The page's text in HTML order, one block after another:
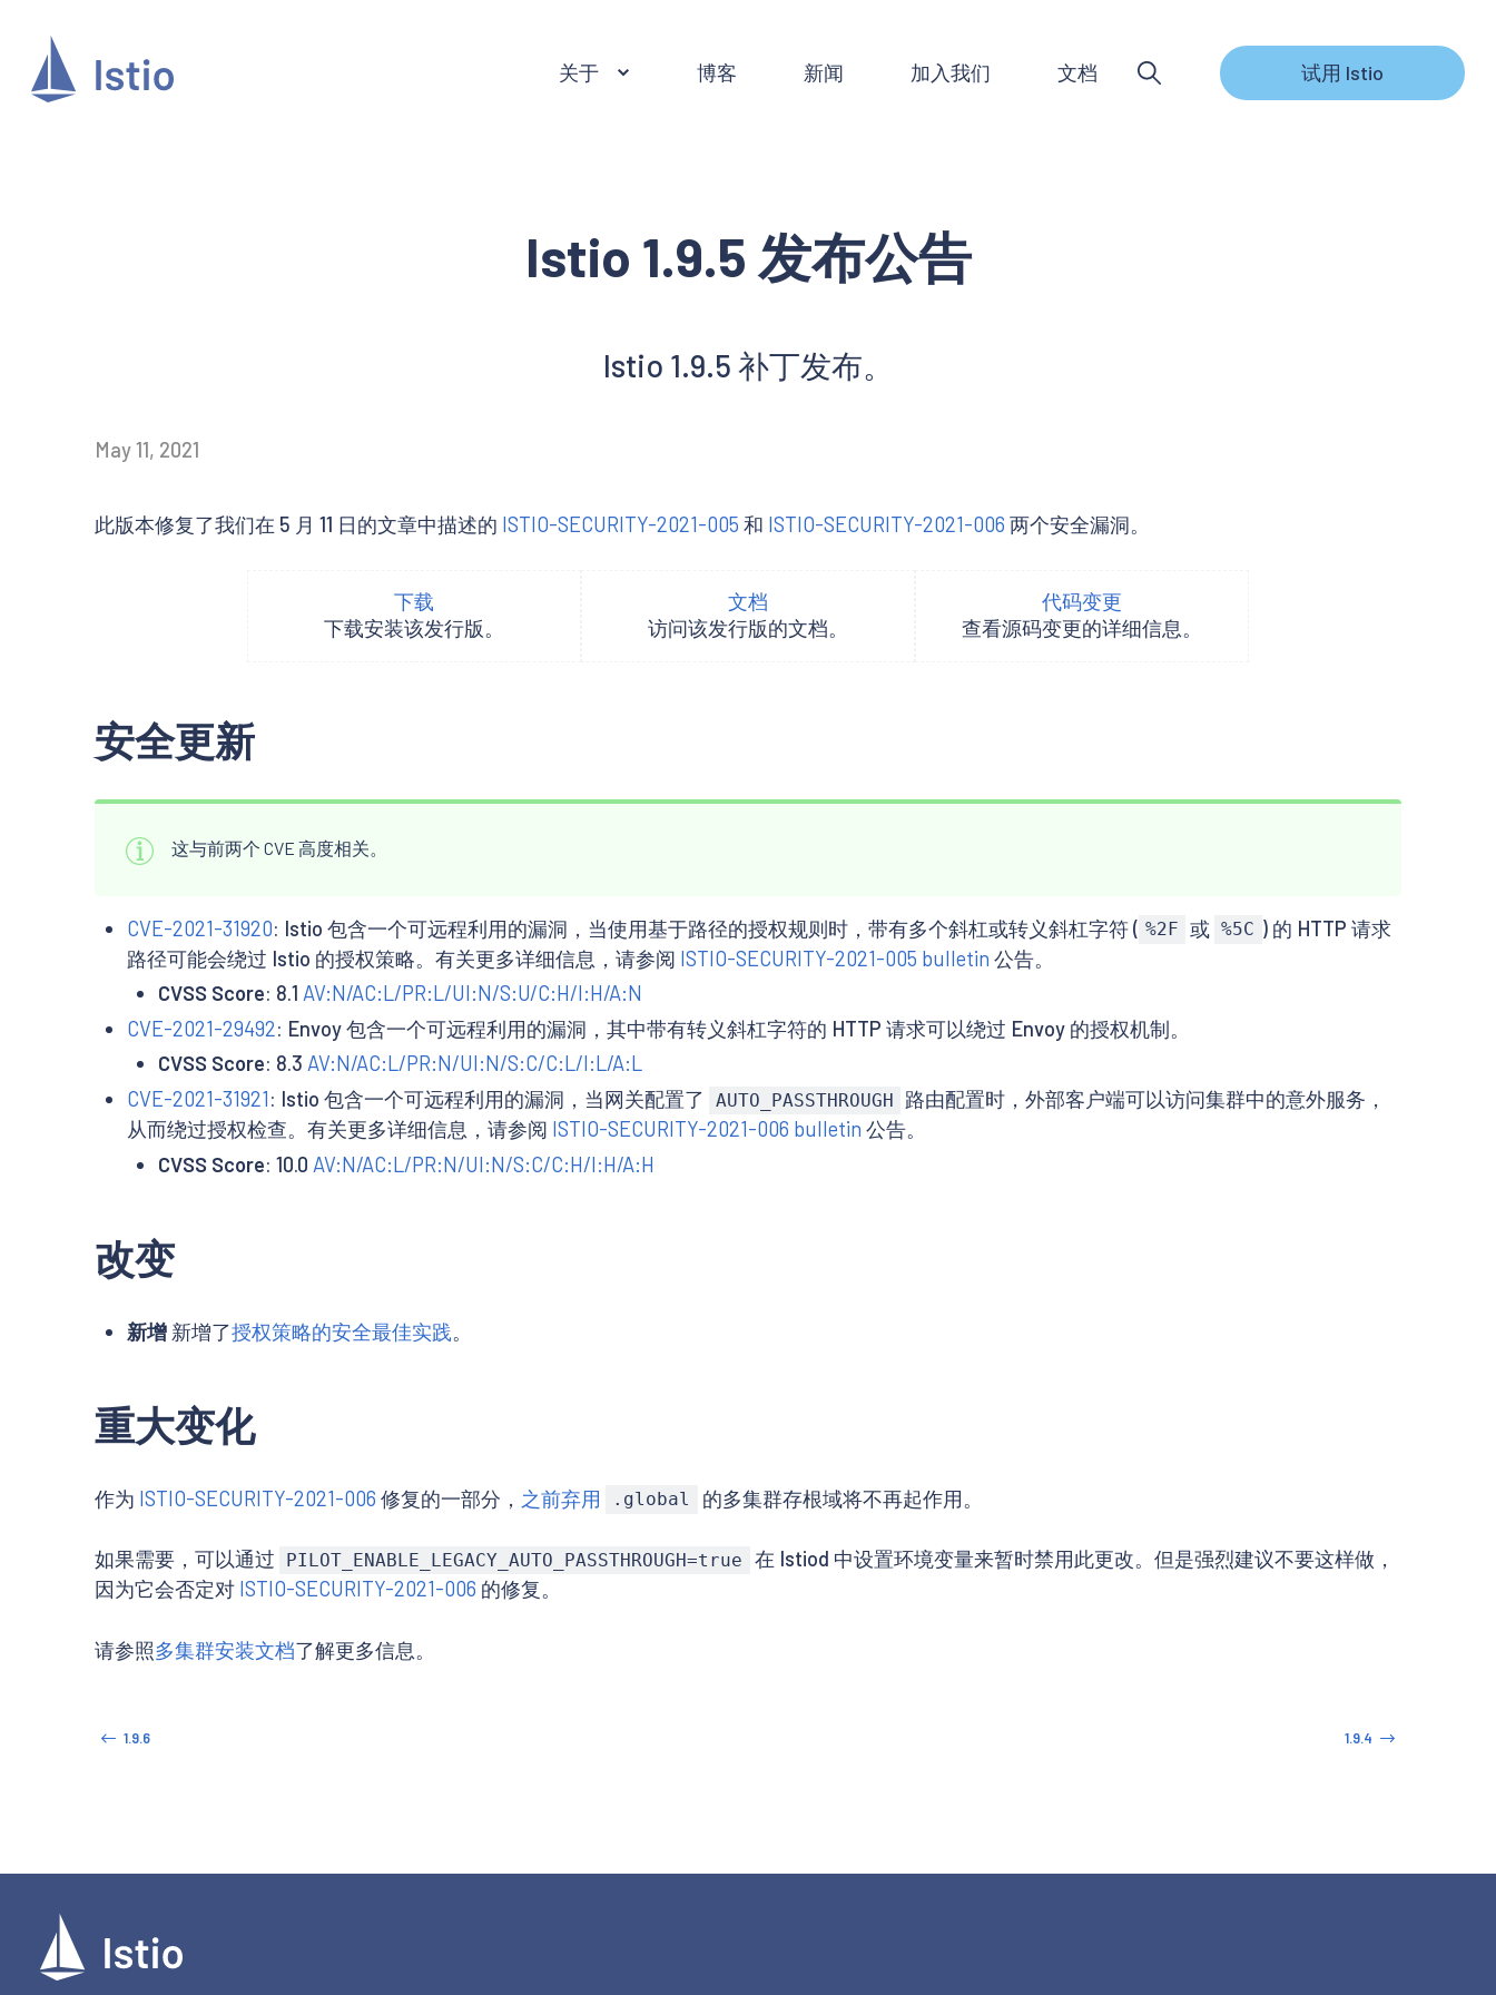
关于 博客 新闻 加入我们 文档 试用 Istio
Istio 1.9.5 发布公告
Istio 1.9.5 补丁发布。
May 11, 2021
此版本修复了我们在 5 月 11 日的文章中描述的 ISTIO-SECURITY-2021-005 和 ISTIO-SECURITY-2021-006 两个安全漏洞。
下载
下载安装该发行版。
文档
访问该发行版的文档。
代码变更
查看源码变更的详细信息。
安全更新
这与前两个 CVE 高度相关。
CVE-2021-31920: Istio 包含一个可远程利用的漏洞，当使用基于路径的授权规则时，带有多个斜杠或转义斜杠字符 ( %2F 或 %5C ) 的 HTTP 请求
路径可能会绕过 Istio 的授权策略。有关更多详细信息，请参阅 ISTIO-SECURITY-2021-005 bulletin 公告。
CVSS Score: 8.1 AV:N/AC:L/PR:L/UI:N/S:U/C:H/I:H/A:N
CVE-2021-29492: Envoy 包含一个可远程利用的漏洞，其中带有转义斜杠字符的 HTTP 请求可以绕过 Envoy 的授权机制。
CVSS Score: 8.3 AV:N/AC:L/PR:N/UI:N/S:C/C:L/I:L/A:L
CVE-2021-31921: Istio 包含一个可远程利用的漏洞，当网关配置了 AUTO_PASSTHROUGH
路由配置时，外部客户端可以访问集群中的意外服务，
从而绕过授权检查。有关更多详细信息，请参阅 ISTIO-SECURITY-2021-006 bulletin 公告。
CVSS Score: 10.0 AV:N/AC:L/PR:N/UI:N/S:C/C:H/I:H/A:H
改变
新增新增了授权策略的安全最佳实践。
重大变化
作为 ISTIO-SECURITY-2021-006 修复的一部分， 之前弃用 .global 的多集群存根域将不再起作用。
如果需要，可以通过 PILOT_ENABLE_LEGACY_AUTO_PASSTHROUGH=true
在 Istiod 中设置环境变量来暂时禁用此更改。但是强烈建议不要这样做，
因为它会否定对 ISTIO-SECURITY-2021-006 的修复。
请参照多集群安装文档了解更多信息。
1.9.6 1.9.4